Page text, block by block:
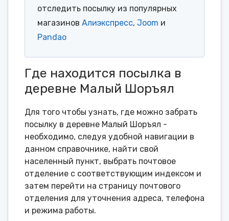
отследить посылку из популярных
магазинов Алиэкспресс, Joom и
Pandao
Где находится посылка в
деревне Малый Шоръял
Для того чтобы узнать, где можно забрать
посылку в деревне Малый Шоръял -
необходимо, следуя удобной навигации в
данном справочнике, найти свой
населенный пункт, выбрать почтовое
отделение с соответствующим индексом и
затем перейти на страницу почтового
отделения для уточнения адреса, телефона
и режима работы.